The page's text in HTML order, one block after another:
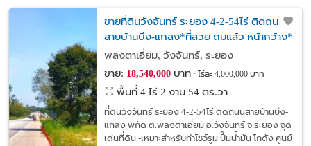
ขายที่ดินวังจันทร์ ระยอง 4-2-54ไร่ ติดถนน
สายบ้านบึง-แกลง*ที่สวย ถมแล้ว หน้ากว้าง*
พลงตาเอี่ยม, วังจันทร์, ระยอง
ขาย: 18,540,000บาท ไร่ละ 4,000,000 บาท
พื้นที่ 4 ไร่ 2 งาน 54 ตร.วา
ที่ดินวังจันทร์ ระยอง 4-2-54ไร่ ติดถนนสายบ้านบึง-
แกลง พิกัด ต.พลงตาเอี่ยม อ.วังจันทร์ จ.ระยอง จุด
เด่นที่ดิน -เหมาะสำหรับทำโชว์รูม ปั๊มน้ำมัน โกดัง ศูนย์